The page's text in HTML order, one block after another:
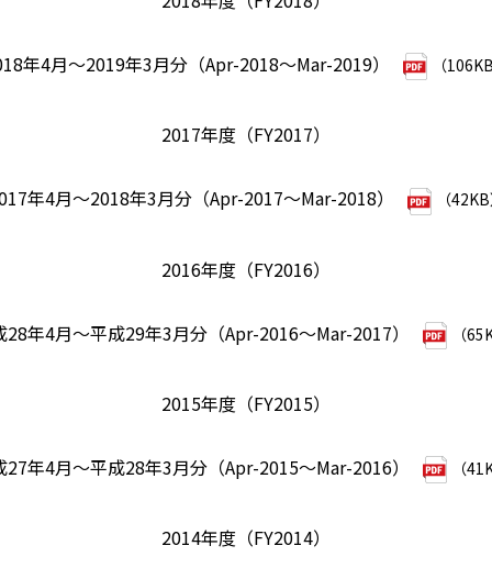
年4月～2019年3月分（Apr-2018～Mar-2019） （
2017年度（FY2017）
年4月～2018年3月分（Apr-2017～Mar-2018） （
2016年度（FY2016）
28年4月～平成29年3月分（Apr-2016～Mar-2017） （
2015年度（FY2015）
27年4月～平成28年3月分（Apr-2015～Mar-2016） （
2014年度（FY2014）